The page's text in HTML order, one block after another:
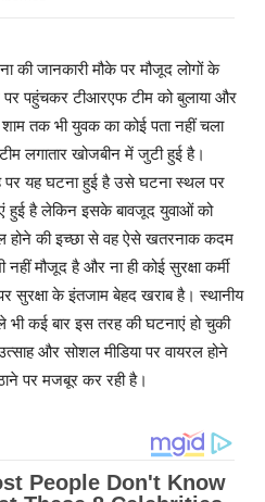
की जानकारी मौके पर मौजूद लोगों के
पर पहुंचकर टीआरएफ टीम को बुलाया और
तक भी युवक का कोई पता नहीं चला
लगातार खोजबीन में जुटी हुई है।
पर यह घटना हुई है उसे घटना स्थल पर
हुई है लेकिन इसके बावजूद युवाओं को
होने की इच्छा से वह ऐसे खतरनाक कदम
नहीं मौजूद है और ना ही कोई सुरक्षा कर्मी
सुरक्षा के इंतजाम बेहद खराब है। स्थानीय
भी कई बार इस तरह की घटनाएं हो चुकी
और सोशल मीडिया पर वायरल होने
पर मजबूर कर रही है।